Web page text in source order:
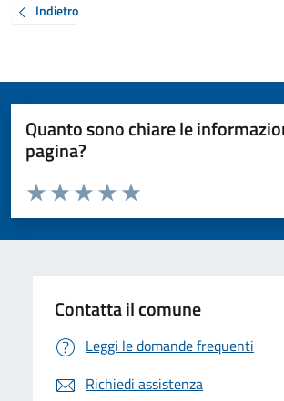
Indietro
Quanto sono chiare le
pagina?
Valuta da 1 a 5 stelle la pagina
Valuta 5 stelle su 5
Valuta 4 stelle su 5
Valuta 3 stelle su 5
Valuta 2 stelle su 5
Valuta 1 stelle su 5
Contatta il comune
Leggi le domande frequenti
Richiedi assistenza